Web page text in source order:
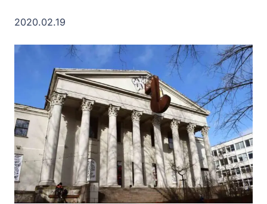
2020.02.19